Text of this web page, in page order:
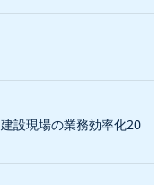
設現場の業務効率化20